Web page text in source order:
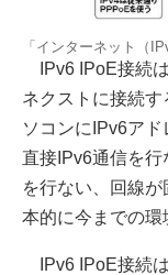
「インターネット（
IPv6 IPoE接続
ネクストに接続
ソコンにIPv6アド
直接IPv6通信を
を行ない、回線
本的に今までの環
IPv6 IPoE接続は